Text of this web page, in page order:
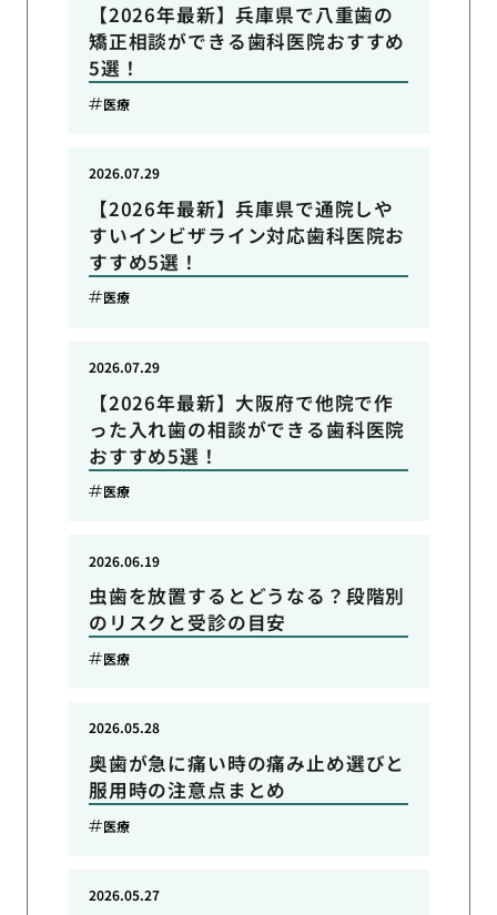
【2026年最新】兵庫県で八重歯の
矯正相談ができる歯科医院おすすめ
5選！
医療
【2026年最新】兵庫県で通院しや
すいインビザライン対応歯科医院お
すすめ5選！
2026.07.29
医療
【2026年最新】大阪府で他院で作
った入れ歯の相談ができる歯科医院
おすすめ5選！
2026.07.29
医療
虫歯を放置するとどうなる？段階別
のリスクと受診の目安
2026.06.19
医療
奥歯が急に痛い時の痛み止め選びと
服用時の注意点まとめ
2026.05.28
医療
2026.05.27